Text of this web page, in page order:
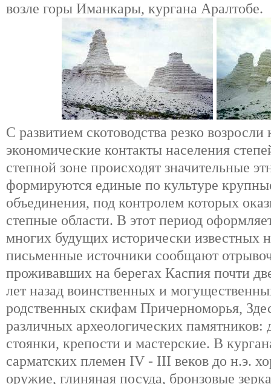
возле горы Иманкары, кургана Аралтобе.
С развитием скотоводства резко
экономические контакты населения
степной зоне происходят значительные
формируются единые по культуре
объединения, под контролем которых
степные области. В этот период
многих будущих исторически известных
письменные источники сообщают
проживавших на берегах Каспия почти
лет назад воинственных и
родственных скифам Причерноморья,
различных археологических памятников:
стоянки, крепости и мастерские. В
сарматских племен IV - III веков до н.э.
оружие, глиняная посуда, бронзовые